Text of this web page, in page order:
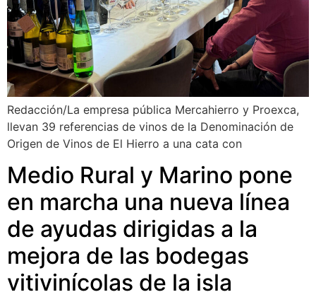
Redacción/La empresa pública Mercahierro y Proexca,
llevan 39 referencias de vinos de la Denominación de
Origen de Vinos de El Hierro a una cata con
Medio Rural y Marino pone
en marcha una nueva línea
de ayudas dirigidas a la
mejora de las bodegas
vitivinícolas de la isla